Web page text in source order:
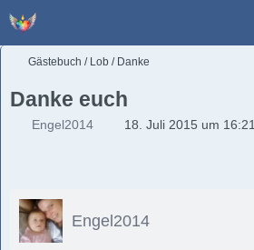
Gästebuch / Lob / Danke
Danke euch
Engel2014 18. Juli 2015 um 16:21
Engel2014